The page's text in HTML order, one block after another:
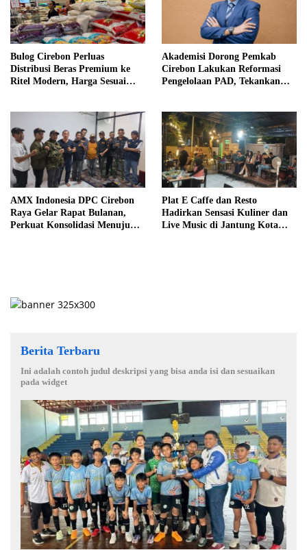
Bulog Cirebon Perluas
Distribusi Beras Premium ke
Ritel Modern, Harga Sesuai
Akademisi Dorong Pemkab
Cirebon Lakukan Reformasi
Pengelolaan PAD, Tekankan
AMX Indonesia DPC Cirebon
Raya Gelar Rapat Bulanan,
Perkuat Konsolidasi Menuju
Plat E Caffe dan Resto
Hadirkan Sensasi Kuliner dan
Live Music di Jantung Kota
Berita Terbaru
Ini adalah contoh judul deskripsi yang bisa anda isi dan sesuaikan
pada widget